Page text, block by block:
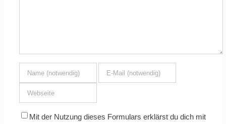
Mit der Nutzung dieses Formulars erklärst du dich mit